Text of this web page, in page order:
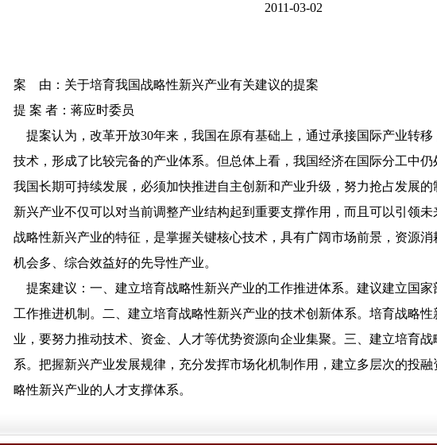
2011-03-02
案 由：关于培育我国战略性新兴产业有关建议的提案
提 案 者：蒋应时委员
提案认为，改革开放30年来，我国在原有基础上，通过承接国际产业转移
技术，形成了比较完备的产业体系。但总体上看，我国经济在国际分工中
我国长期可持续发展，必须加快推进自主创新和产业升级，努力抢占发展
新兴产业不仅可以对当前调整产业结构起到重要支撑作用，而且可以引领未
战略性新兴产业的特征，是掌握关键核心技术，具有广阔市场前景，资源
机会多、综合效益好的先导性产业。
提案建议：一、建立培育战略性新兴产业的工作推进体系。建议建立国家
工作推进机制。二、建立培育战略性新兴产业的技术创新体系。培育战略
业，要努力推动技术、资金、人才等优势资源向企业集聚。三、建立培育
系。把握新兴产业发展规律，充分发挥市场化机制作用，建立多层次的投
略性新兴产业的人才支撑体系。